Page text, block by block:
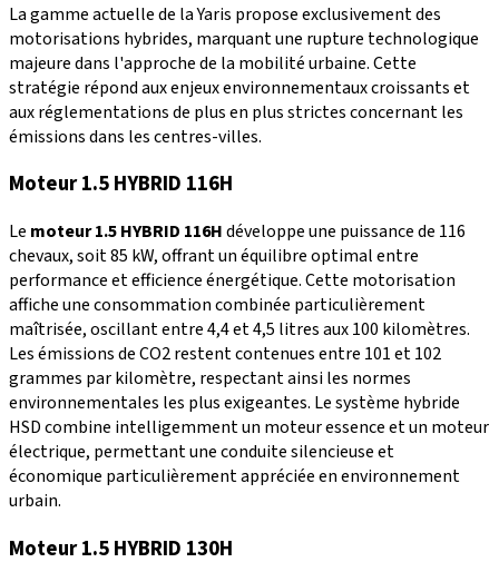
La gamme actuelle de la Yaris propose exclusivement des
motorisations hybrides, marquant une rupture technologique
majeure dans l'approche de la mobilité urbaine. Cette
stratégie répond aux enjeux environnementaux croissants et
aux réglementations de plus en plus strictes concernant les
émissions dans les centres-villes.
Moteur 1.5 HYBRID 116H
Le moteur 1.5 HYBRID 116Hdéveloppe une puissance de 116
chevaux, soit 85 kW, offrant un équilibre optimal entre
performance et efficience énergétique. Cette motorisation
affiche une consommation combinée particulièrement
maîtrisée, oscillant entre 4,4 et 4,5 litres aux 100 kilomètres.
Les émissions de CO2 restent contenues entre 101 et 102
grammes par kilomètre, respectant ainsi les normes
environnementales les plus exigeantes. Le système hybride
HSD combine intelligemment un moteur essence et un moteur
électrique, permettant une conduite silencieuse et
économique particulièrement appréciée en environnement
urbain.
Moteur 1.5 HYBRID 130H